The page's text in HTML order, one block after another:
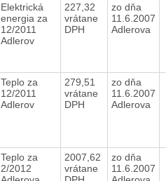
Elektrická
energia za
12/2011
Adlerov
227,32
vrátane
DPH
zo dňa
11.6.2007
Adlerova
Teplo za
12/2011
Adlerov
279,51
vrátane
DPH
zo dňa
11.6.2007
Adlerova
Teplo za
2/2012
2007,62
vrátane
zo dňa
11.6.2007